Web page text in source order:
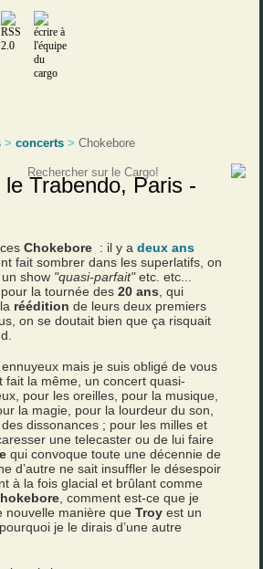
>concerts >Chokebore
Trabendo, Paris -
cesChokebore : il y adeux ans
fait sombrer dans les superlatifs, on
un show "quasi-parfait"etc. etc...
la tournée des20 ans , qui
rééditionde leurs deux premiers
on se doutait bien que ça risquait
ennuyeux mais je suis obligé de vous
fait la même, un concert quasi-
pour les oreilles, pour la musique,
la magie, pour la lourdeur du son,
dissonances ; pour les milles et
une telecaster ou de lui faire
qui convoque toute une décennie de
d’autre ne sait insuffler le désespoir
à la fois glacial et brûlant comme
, comment est-ce que je
nouvelle manière queTroyest un
je le dirais d’une autre